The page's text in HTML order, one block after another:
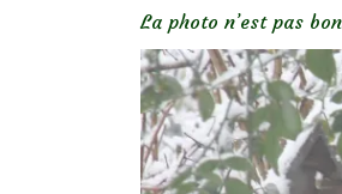
La photo n’est pas